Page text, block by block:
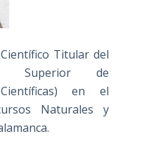
Titular del
Superior de
en el
Naturales y